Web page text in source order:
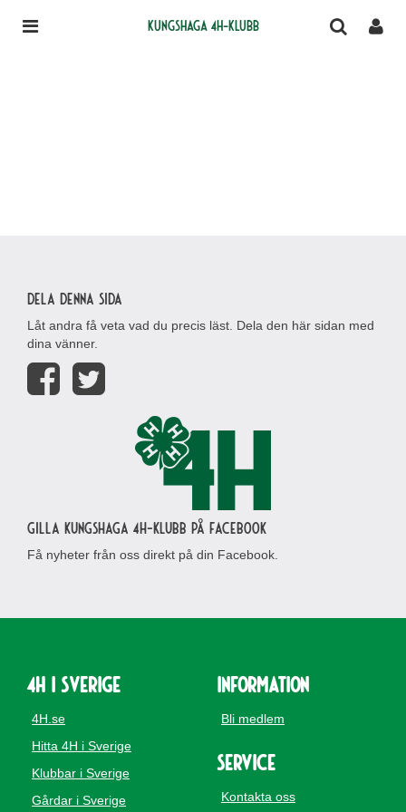
Kungshaga 4H-klubb
Dela denna sida
Låt andra få veta vad du precis läst. Dela den här sidan med
dina vänner.
Gilla Kungshaga 4H-klubb på Facebook
Få nyheter från oss direkt på din Facebook.
4H i Sverige
4H.se
Hitta 4H i Sverige
Klubbar i Sverige
Gårdar i Sverige
Information
Bli medlem
Service
Kontakta oss